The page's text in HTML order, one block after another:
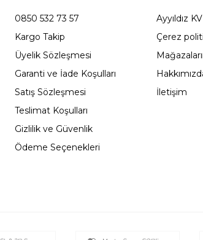
0850 532 73 57
Kargo Takip
Üyelik Sözleşmesi
Garanti ve İade Koşulları
Satış Sözleşmesi
Teslimat Koşulları
Gizlilik ve Güvenlik
Ödeme Seçenekleri
Ayyıldız
Çerez
İletişim